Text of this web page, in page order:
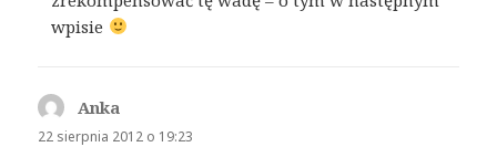
wpisie
Anka
22 sierpnia 2012 o 19:23